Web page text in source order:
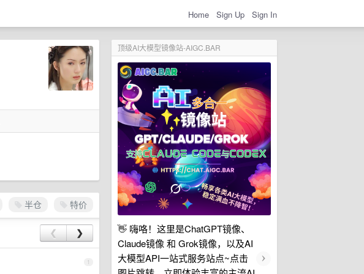
Home Sign Up Sign In
顶级AI大模型镜像站-AIGC.BAR
👋 嗨咯！这里是ChatGPT镜像、
Claude镜像 和 Grok镜像，以及AI
大模型API一站式服务站点~点击
›
半仓 特价
❮ ❯
1